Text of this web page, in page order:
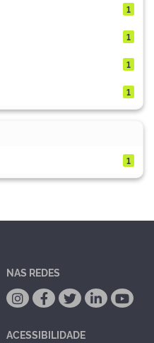
1
1
1
1
1
NAS REDES
ACESSIBILIDADE